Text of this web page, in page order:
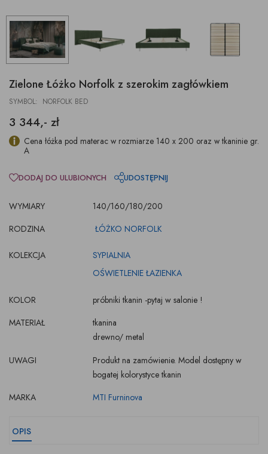
Zielone Łóżko Norfolk z szerokim zagłówkiem
SYMBOL: NORFOLK BED
3 344,- zł
Cena łóżka pod materac w rozmiarze 140 x 200 oraz w tkaninie gr.
A
WYMIARY
140/160/180/200
RODZINA
ŁÓŻKO NORFOLK
KOLEKCJA
SYPIALNIA
OŚWIETLENIE ŁAZIENKA
KOLOR
próbniki tkanin -pytaj w salonie !
MATERIAŁ
tkanina
drewno/ metal
UWAGI
Produkt na zamówienie. Model dostępny w
bogatej kolorystyce tkanin
MARKA
MTI Furninova
DODAJ DO ULUBIONYCH UDOSTĘPNIJ
OPIS